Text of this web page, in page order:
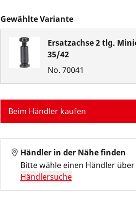
Gewählte Variante
Ersatzachse 2 tlg.
35/42
No. 70041
Beim Händler kaufen
Händler in der Nähe finden
Bitte wähle einen Händler
Händlersuche